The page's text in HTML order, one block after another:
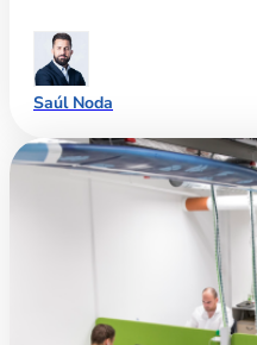
Saúl Noda